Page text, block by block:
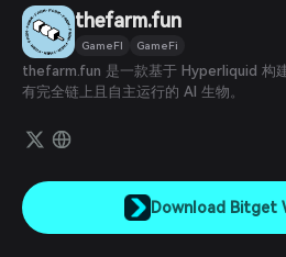
العربية
বাংলা
Español
Português (Brasil)
thefarm.fun
GameFI GameFi
thefarm.fun 是一款基于 Hyperliquid 构
有完全链上且自主运行的 AI 生物。
Download Bitget